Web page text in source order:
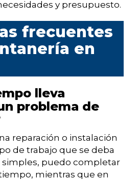
y presupuesto.
frecuentes
en
lleva
problema de
reparación o instalación
de trabajo que se deba
simples, puedo completar
mientras que en